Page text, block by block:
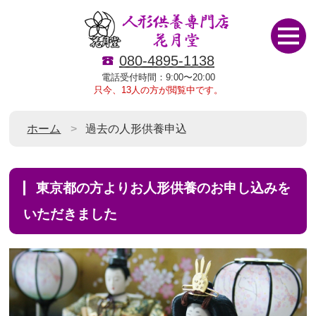
080-4895-1138
電話受付時間：9:00〜20:00
只今、13人の方が閲覧中です。
ホーム 過去の人形供養申込
東京都の方よりお人形供養のお申し込みを
いただきました